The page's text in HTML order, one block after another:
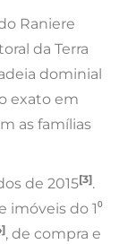
Raniere
da Terra
dominial
exato em
as famílias
de 2015[3].
do 1⁰
, de compra e